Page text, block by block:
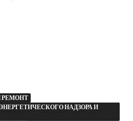
НАДЗОРА И